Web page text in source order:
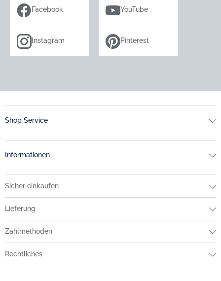
Facebook YouTube
Instagram Pinterest
Shop Service
Informationen
Sicher einkaufen
Lieferung
Zahlmethoden
Rechtliches